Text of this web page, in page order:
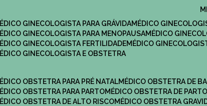
MÉDICO GINECOLOGISTA PARA GRÁVIDA
MÉDICO
MÉDICO GINECOLOGISTA PARA MENOPAUSA
MÉDICO
MÉDICO GINECOLOGISTA FERTILIDADE
MÉDICO
MÉDICO GINECOLOGISTA E OBSTETRA
MÉDICO OBSTETRA PARA PRÉ NATAL
MÉDICO OBSTETRA DE
MÉDICO OBSTETRA PARA PARTO
MÉDICO OBSTETRA DE
MÉDICO OBSTETRA DE ALTO RISCO
MÉDICO OBSTETRA